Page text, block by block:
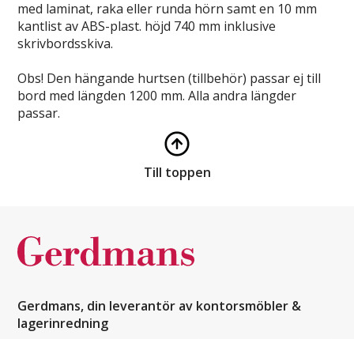
med laminat, raka eller runda hörn samt en 10 mm
kantlist av ABS-plast. höjd 740 mm inklusive
skrivbordsskiva.
Obs! Den hängande hurtsen (tillbehör) passar ej till
bord med längden 1200 mm. Alla andra längder
passar.
Till toppen
Gerdmans, din leverantör av kontorsmöbler &
lagerinredning